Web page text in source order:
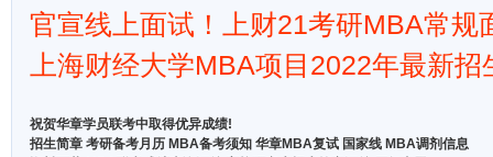
官宣线上面试！上财21考研MBA常规
上海财经大学MBA项目2022年最新
祝贺华章学员联考中取得优异成绩!
招生简章 考研备考月历 MBA备考须知 华章MBA复试 国家线 MBA调剂信息